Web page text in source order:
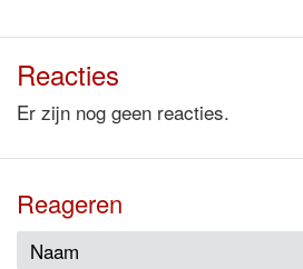
Reacties
Er zijn nog geen reacties.
Reageren